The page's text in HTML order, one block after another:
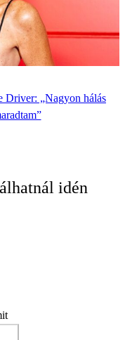
Driver: „Nagyon hálás
idén